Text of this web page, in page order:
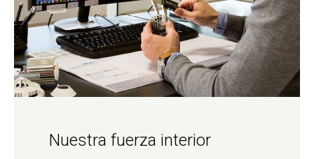
Nuestra fuerza interior